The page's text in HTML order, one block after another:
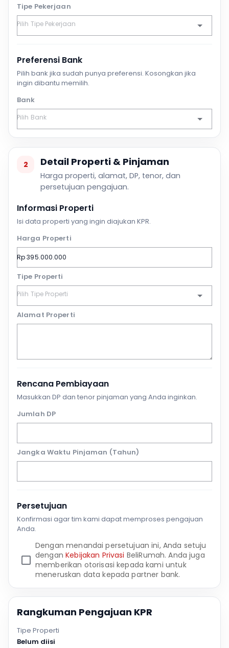
Tipe Pekerjaan
Preferensi Bank
Pilih bank jika sudah punya preferensi. Kosongkan jika
ingin dibantu memilih.
Bank
2 Detail Properti & Pinjaman
Harga properti, alamat, DP, tenor, dan
persetujuan pengajuan.
Informasi Properti
Isi data properti yang ingin diajukan KPR.
Harga Properti
Tipe Properti
Alamat Properti
Rencana Pembiayaan
Masukkan DP dan tenor pinjaman yang Anda inginkan.
Jumlah DP
Jangka Waktu Pinjaman (Tahun)
Persetujuan
Konfirmasi agar tim kami dapat memproses pengajuan
Anda.
Dengan menandai persetujuan ini, Anda setuju
denganKebijakan Privasi BeliRumah. Anda juga
memberikan otorisasi kepada kami untuk
meneruskan data kepada partner bank.
Rangkuman Pengajuan KPR
Tipe Properti
Belum diisi